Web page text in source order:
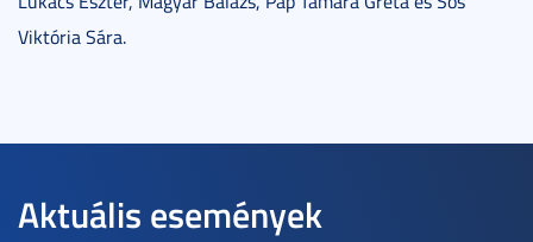
Viktória Sára.
Aktuális események